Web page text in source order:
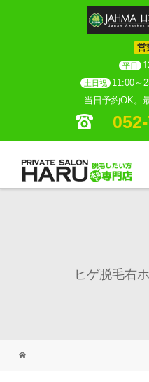
営
平日
土日祝 11:00～
当日予約OK。
ヒゲ脱毛右